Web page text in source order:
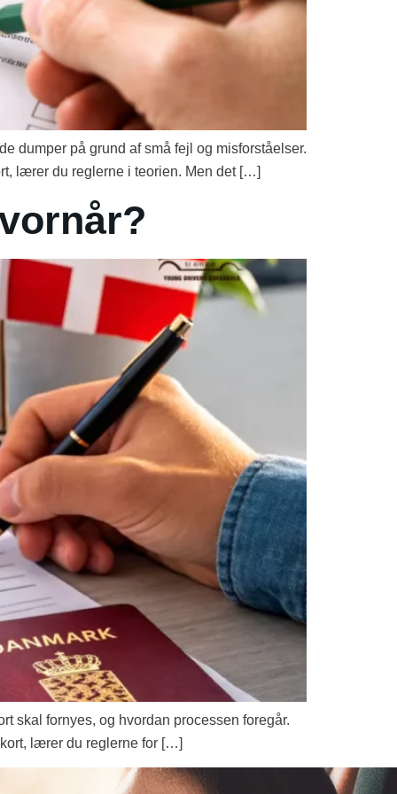
dumper på grund af små fejl og misforståelser.
lærer du reglerne i teorien. Men det […]
skal fornyes, og hvordan processen foregår.
lærer du reglerne for […]